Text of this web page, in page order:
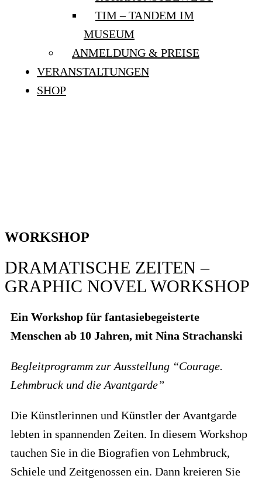
TIM – TANDEM IM
MUSEUM
ANMELDUNG & PREISE
VERANSTALTUNGEN
SHOP
WORKSHOP
DRAMATISCHE ZEITEN –
GRAPHIC NOVEL WORKSHOP
Ein Workshop für fantasiebegeisterte
Menschen ab 10 Jahren, mit Nina Strachanski
Begleitprogramm zur Ausstellung “Courage.
Lehmbruck und die Avantgarde”
Die Künstlerinnen und Künstler der Avantgarde
lebten in spannenden Zeiten. In diesem Workshop
tauchen Sie in die Biografien von Lehmbruck,
Schiele und Zeitgenossen ein. Dann kreieren Sie